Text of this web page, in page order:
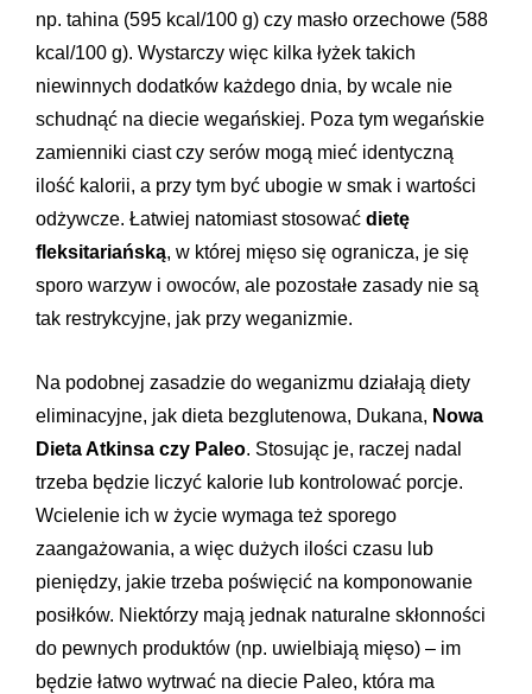
np. tahina (595 kcal/100 g) czy masło orzechowe (588
kcal/100 g). Wystarczy więc kilka łyżek takich
niewinnych dodatków każdego dnia, by wcale nie
schudnąć na diecie wegańskiej. Poza tym wegańskie
zamienniki ciast czy serów mogą mieć identyczną
ilość kalorii, a przy tym być ubogie w smak i wartości
odżywcze. Łatwiej natomiast stosować dietę
fleksitariańską, w której mięso się ogranicza, je się
sporo warzyw i owoców, ale pozostałe zasady nie są
tak restrykcyjne, jak przy weganizmie.
Na podobnej zasadzie do weganizmu działają diety
eliminacyjne, jak dieta bezglutenowa, Dukana, Nowa
Dieta Atkinsa czy Paleo. Stosując je, raczej nadal
trzeba będzie liczyć kalorie lub kontrolować porcje.
Wcielenie ich w życie wymaga też sporego
zaangażowania, a więc dużych ilości czasu lub
pieniędzy, jakie trzeba poświęcić na komponowanie
posiłków. Niektórzy mają jednak naturalne skłonności
do pewnych produktów (np. uwielbiają mięso) – im
będzie łatwo wytrwać na diecie Paleo, która ma